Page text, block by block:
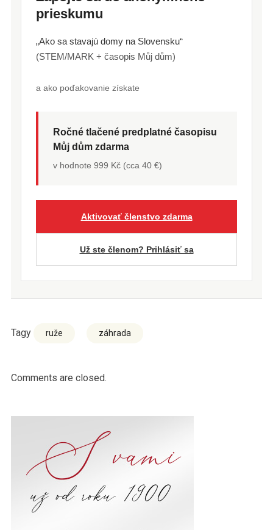
prieskumu
„Ako sa stavajú domy na Slovensku“
(STEM/MARK + časopis Můj dům)
a ako poďakovanie získate
Ročné tlačené predplatné časopisu
Můj dům zdarma
v hodnote 999 Kč (cca 40 €)
Aktivovať členstvo zdarma
Už ste členom? Prihlásiť sa
Tagy ruže záhrada
Comments are closed.